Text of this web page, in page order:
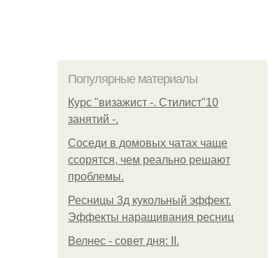
Популярные материалы
Курс "визажист -. Стилист"10
занятий -.
Соседи в домовых чатах чаще
ссорятся, чем реально решают
проблемы.
Ресницы 3д кукольный эффект.
Эффекты наращивания ресниц
Велнес - совет дня: II.